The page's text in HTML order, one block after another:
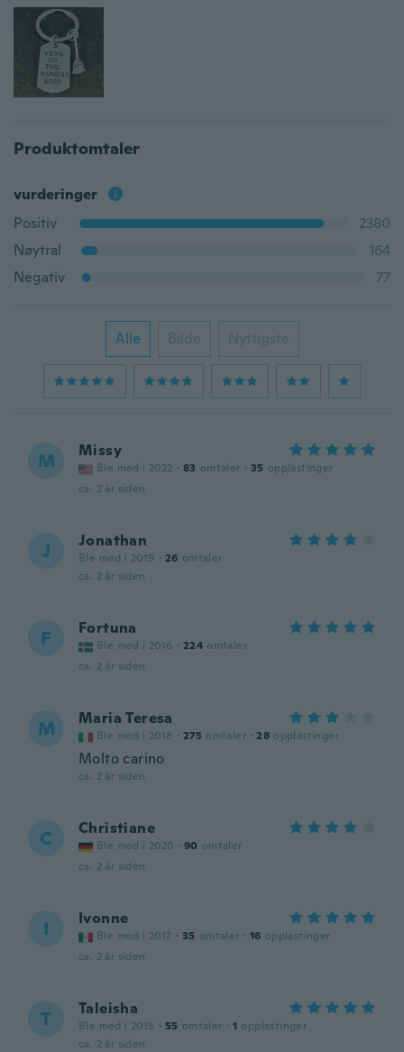
Produktomtaler
vurderinger
Positiv
2380
Nøytral
164
Negativ
77
Alle Bilde Nyttigste
M Missy
Ble med i 2022 · 83 omtaler · 35 opplastinger
ca. 2 år siden
J Jonathan
Ble med i 2019 · 26 omtaler
ca. 2 år siden
F Fortuna
Ble med i 2016 · 224 omtaler
ca. 2 år siden
M Maria Teresa
Ble med i 2018 · 275 omtaler · 28 opplastinger
Molto carino
ca. 2 år siden
C Christiane
Ble med i 2020 · 90 omtaler
ca. 2 år siden
I Ivonne
Ble med i 2017 · 35 omtaler · 16 opplastinger
ca. 2 år siden
T Taleisha
Ble med i 2015 · 55 omtaler · 1 opplastinger
ca. 2 år siden